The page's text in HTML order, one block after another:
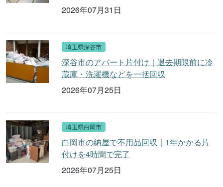
2026年07月31日
埼玉県深谷市
深谷市のアパート片付け｜退去期限前に冷
蔵庫・洗濯機などを一括回収
2026年07月25日
埼玉県白岡市
白岡市の納屋で不用品回収｜1年かかる片
付けを4時間で完了
2026年07月25日